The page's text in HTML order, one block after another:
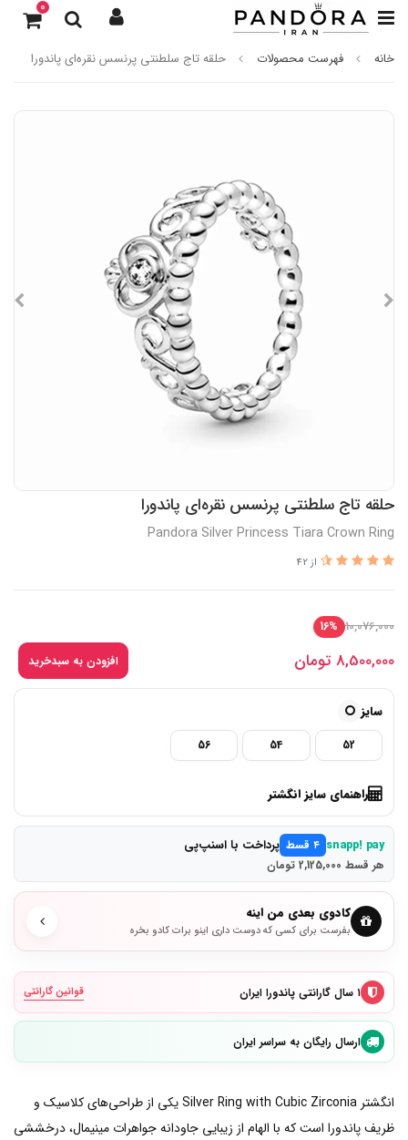
0
خانه فهرست محصولات حلقه تاج سلطنتی پرنسس نقره‌ای پاندورا
حلقه تاج سلطنتی پرنسس نقره‌ای پاندورا
Pandora Silver Princess Tiara Crown Ring
از 42
10,076,000
16%
8,500,000 تومان افزودن به سبدخرید
سایز
52
54
56
راهنمای سایز انگشتر
snapp! pay ۴ قسط پرداخت با اسنپ‌پی
هر قسط 2,125,000 تومان
کادوی بعدی من اینه
بفرست برای کسی که دوست داری اینو برات کادو بخره
۱ سال گارانتی پاندورا ایران قوانین گارانتی
ارسال رایگان به سراسر ایران
انگشتر Silver Ring with Cubic Zirconia یکی از طراحی‌های کلاسیک و
ظریف پاندورا است که با الهام از زیبایی جاودانه جواهرات مینیمال، درخششی